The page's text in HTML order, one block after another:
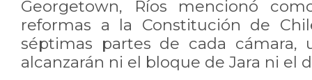
Georgetown, Ríos mencionó
reformas a la Constitución de
séptimas partes de cada
alcanzarán ni el bloque de Jara ni el